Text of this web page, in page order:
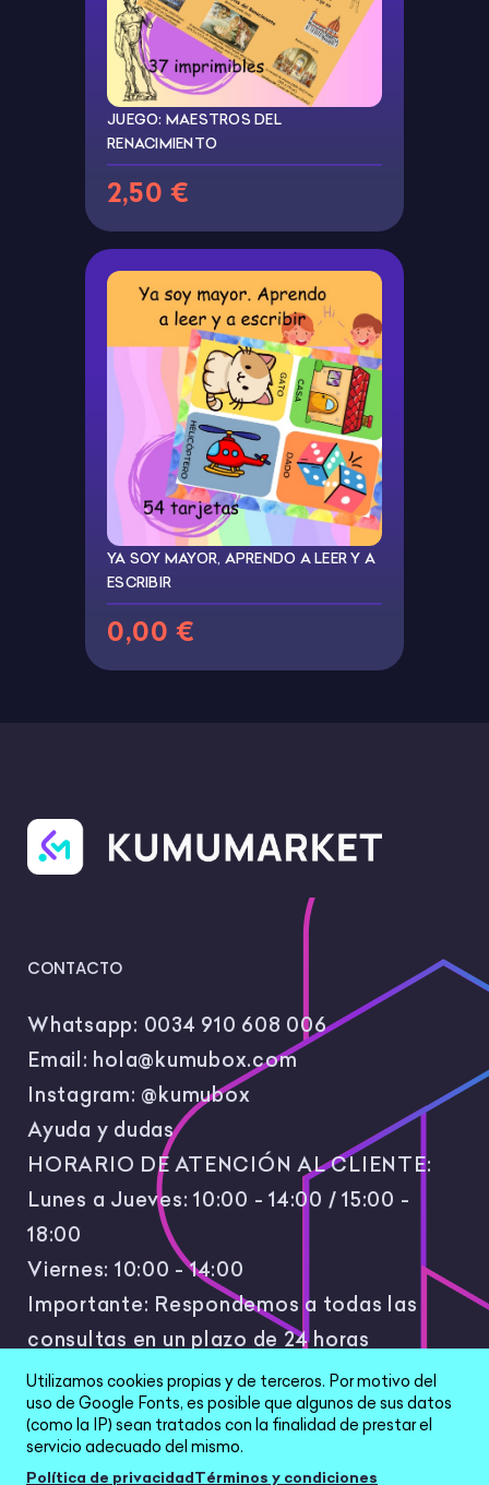
JUEGO: MAESTROS DEL
RENACIMIENTO
2,50 €
YA SOY MAYOR, APRENDO A LEER Y A
ESCRIBIR
0,00 €
CONTACTO
Whatsapp: 0034 910 608 006
Email: hola@kumubox.com
Instagram: @kumubox
Ayuda y dudas
HORARIO DE ATENCIÓN AL CLIENTE:
Lunes a Jueves: 10:00 - 14:00 / 15:00 -
18:00
Viernes: 10:00 - 14:00
Importante: Respondemos a todas las
consultas en un plazo de 24 horas
laborales.
Utilizamos cookies propias y de terceros. Por motivo del
uso de Google Fonts, es posible que algunos de sus datos
(como la IP) sean tratados con la finalidad de prestar el
servicio adecuado del mismo.
Política de privacidadTérminos y condiciones